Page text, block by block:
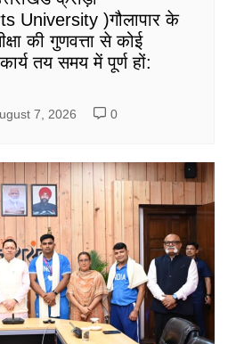
University )गौलापार के
की गुणवत्ता से कोई
तय समय में पूर्ण हों:
7, 2026 0